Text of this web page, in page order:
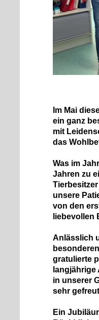
Im Mai
ein ganz
mit
das
Was im
Jahren zu
unsere
von den
liebevollen
Anlässlich
gratulierte
langjährige
in unserer
sehr
Ein